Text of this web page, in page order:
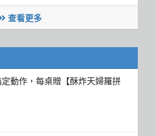
查看更多
動作，每桌贈【酥炸天婦羅拼